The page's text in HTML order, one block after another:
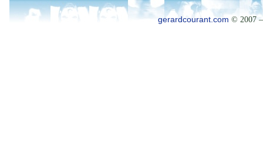
gerardcourant.com © 2007